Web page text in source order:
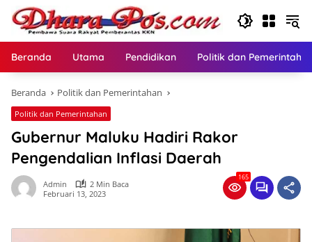
Langsung
konten
Beranda Utama Pendidikan Politik dan
Beranda Politik dan Pemerintahan
Politik dan Pemerintahan
Gubernur Maluku Hadiri Rakor
Pengendalian Inflasi Daerah
Admin
2 Min Baca
Februari 13, 2023
165